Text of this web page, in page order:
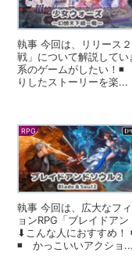
執事 今回は、リリース
戦」について解説して
系のゲームがしたい！
りしたストーリーを楽...
RPG
執事 今回は、広大なフ
ョンRPG「ブレイドア
⬇︎こんな人におすすめ！
◾️ かっこいいアクショ...